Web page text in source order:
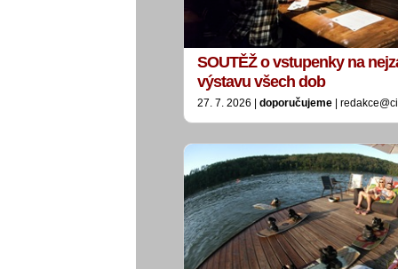
SOUTĚŽ o vstupenky na
výstavu všech dob
27. 7. 2026 | doporučujeme |